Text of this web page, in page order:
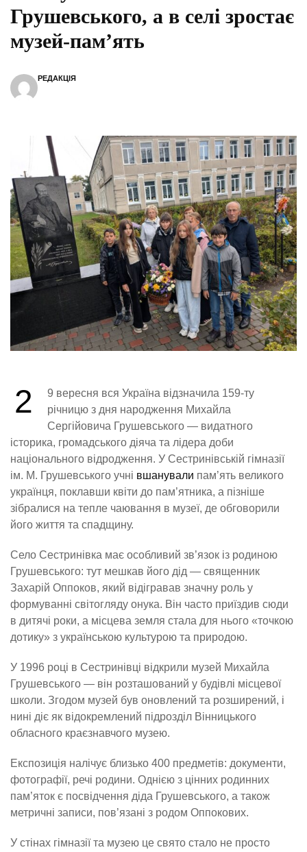
Грушевського, а в селі зростає
музей-пам’ять
РЕДАКЦІЯ
2
9 вересня вся Україна відзначила 159-ту
річницю з дня народження Михайла
Сергійовича Грушевського — видатного
історика, громадського діяча та лідера доби
національного відродження. У Сестринівській гімназії
ім. М. Грушевського учні вшанували пам’ять великого
українця, поклавши квіти до пам’ятника, а пізніше
зібралися на тепле чаювання в музеї, де обговорили
його життя та спадщину.
Село Сестринівка має особливий зв’язок із родиною
Грушевського: тут мешкав його дід — священник
Захарій Оппоков, який відігравав значну роль у
формуванні світогляду онука. Він часто приїздив сюди
в дитячі роки, а місцева земля стала для нього «точкою
дотику» з українською культурою та природою.
У 1996 році в Сестринівці відкрили музей Михайла
Грушевського — він розташований у будівлі місцевої
школи. Згодом музей був оновлений та розширений, і
нині діє як відокремлений підрозділ Вінницького
обласного краєзнавчого музею.
Експозиція налічує близько 400 предметів: документи,
фотографії, речі родини. Однією з цінних родинних
пам’яток є посвідчення діда Грушевського, а також
метричні записи, пов’язані з родом Оппокових.
У стінах гімназії та музею це свято стало не просто